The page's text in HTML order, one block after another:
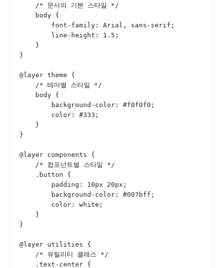
    /* 문서의 기본 스타일 */
    body {
        font-family: Arial, sans-serif;
        line-height: 1.5;
    }
}
@layer theme {
    /* 테마별 스타일 */
    body {
        background-color: #f0f0f0;
        color: #333;
    }
}
@layer components {
    /* 컴포넌트별 스타일 */
    .button {
        padding: 10px 20px;
        background-color: #007bff;
        color: white;
    }
}
@layer utilities {
    /* 유틸리티 클래스 */
    .text-center {